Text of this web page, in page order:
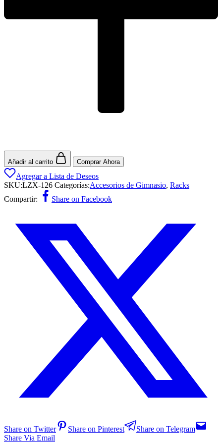
Añadir al carrito Comprar Ahora
Agregar a Lista de Deseos
SKU:LZX-126 Categorías:Accesorios de Gimnasio, Racks
Compartir:
Share on Facebook
Share on Twitter Share on Pinterest
Share on Telegram
Share Via Email